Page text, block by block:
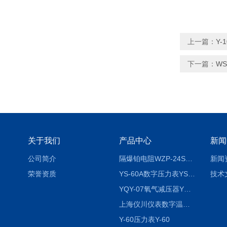
上一篇： Y-
下一篇：
关于我们
公司简介
荣誉资质
产品中心
隔爆铂电阻WZP-24SA隔爆铂电阻WZP-24SA/Pt100
YS-60A数字压力表YS-60A
YQY-07氧气减压器YQY-07
Y-60压力表Y-60
新
新闻
技术